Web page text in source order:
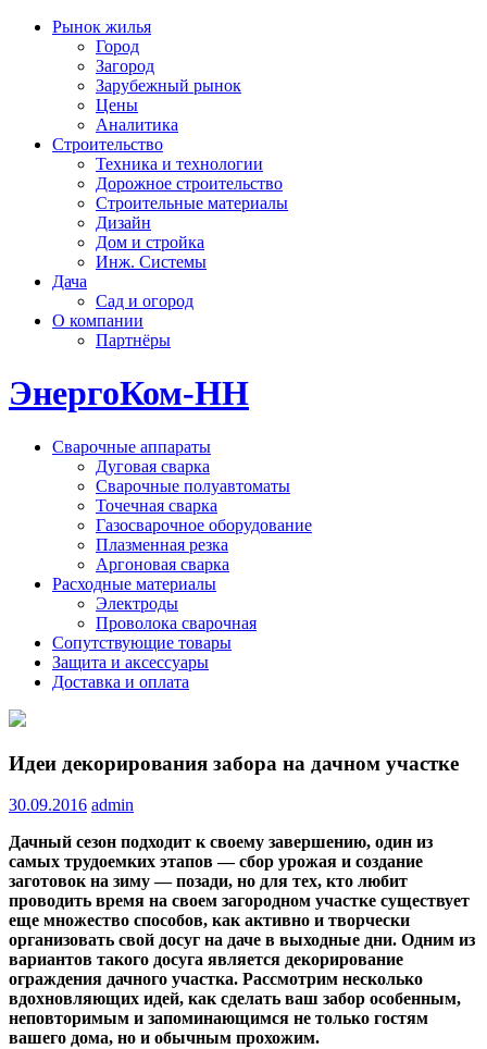
Рынок жилья
Город
Загород
Зарубежный рынок
Цены
Аналитика
Строительство
Техника и технологии
Дорожное строительство
Строительные материалы
Дизайн
Дом и стройка
Инж. Системы
Дача
Сад и огород
О компании
Партнёры
ЭнергоКом-НН
Сварочные аппараты
Дуговая сварка
Сварочные полуавтоматы
Точечная сварка
Газосварочное оборудование
Плазменная резка
Аргоновая сварка
Расходные материалы
Электроды
Проволока сварочная
Сопутствующие товары
Защита и аксессуары
Доставка и оплата
Идеи декорирования забора на дачном участке
30.09.2016 admin
Дачный сезон подходит к своему завершению, один из
самых трудоемких этапов — сбор урожая и создание
заготовок на зиму — позади, но для тех, кто любит
проводить время на своем загородном участке существует
еще множество способов, как активно и творчески
организовать свой досуг на даче в выходные дни. Одним из
вариантов такого досуга является декорирование
ограждения дачного участка. Рассмотрим несколько
вдохновляющих идей, как сделать ваш забор особенным,
неповторимым и запоминающимся не только гостям
вашего дома, но и обычным прохожим.